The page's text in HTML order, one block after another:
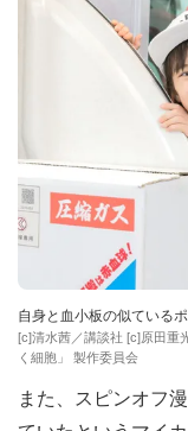
自身と血小板の似ている
[c]清水茜／講談社 [c]原田重
く細胞」 製作委員会
また、スピンオフ